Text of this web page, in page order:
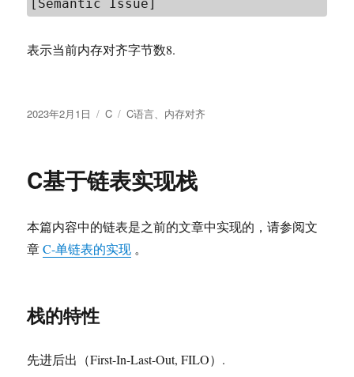
[Semantic Issue]
表示当前内存对齐字节数8.
发
2023年2月1日
分
C
标
C语言 内存对齐
C基于链表实现栈
本篇内容中的链表是之前的文章中实现的，请参阅文
章C-单链表的实现 。
栈的特性
先进后出（First-In-Last-Out, FILO）.